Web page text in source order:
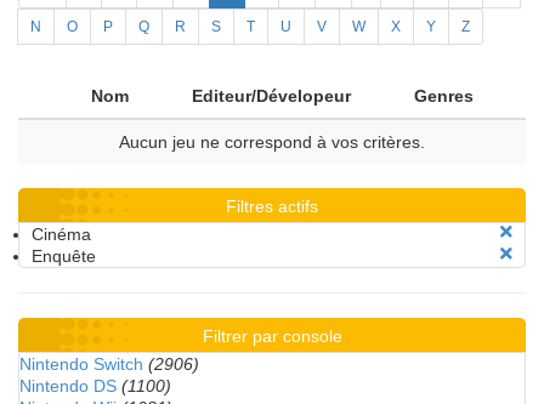
N O P Q R S T U V W X Y Z
Nom Editeur/Dévelopeur Genres
Aucun jeu ne correspond à vos critères.
Filtres actifs
Cinéma
Enquête
Filtrer par console
Nintendo Switch (2906)
Nintendo DS (1100)